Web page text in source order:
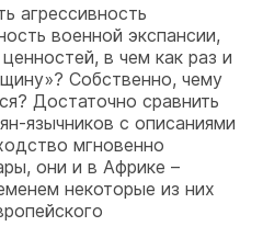
агрессивность
военной экспансии,
в чем как раз и
Собственно, чему
Достаточно сравнить
язычников с описаниями
мгновенно
они и в Африке –
некоторые из них